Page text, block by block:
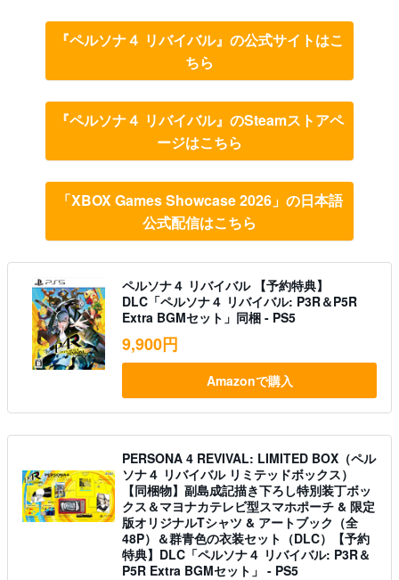
『ペルソナ４ リバイバル』の公式サイトはこ
ちら
『ペルソナ４ リバイバル』のSteamストアペ
ージはこちら
「XBOX Games Showcase 2026」の日本語
公式配信はこちら
ペルソナ４ リバイバル 【予約特典】
DLC「ペルソナ４ リバイバル: P3R＆P5R
Extra BGMセット」同梱 - PS5
9,900円
Amazonで購入
PERSONA 4 REVIVAL: LIMITED BOX（ペル
ソナ４ リバイバル リミテッドボックス）
【同梱物】副島成記描き下ろし特別装丁ボッ
クス＆マヨナカテレビ型スマホポーチ & 限定
版オリジナルTシャツ & アートブック（全
48P）＆群青色の衣装セット（DLC）【予約
特典】DLC「ペルソナ４ リバイバル: P3R＆
P5R Extra BGMセット」 - PS5